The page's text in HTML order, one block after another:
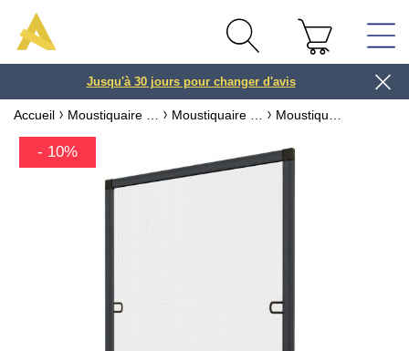
3 ou 4x
Jusqu'à 30 jours pour changer d'avis
Accueil
- 10%